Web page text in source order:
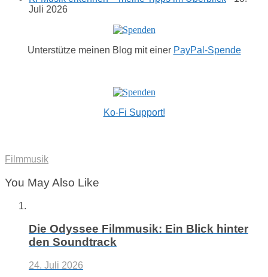
Juli 2026
Unterstütze meinen Blog mit einer PayPal-Spende
Ko-Fi Support!
Filmmusik
You May Also Like
Die Odyssee Filmmusik: Ein Blick hinter
den Soundtrack
24. Juli 2026